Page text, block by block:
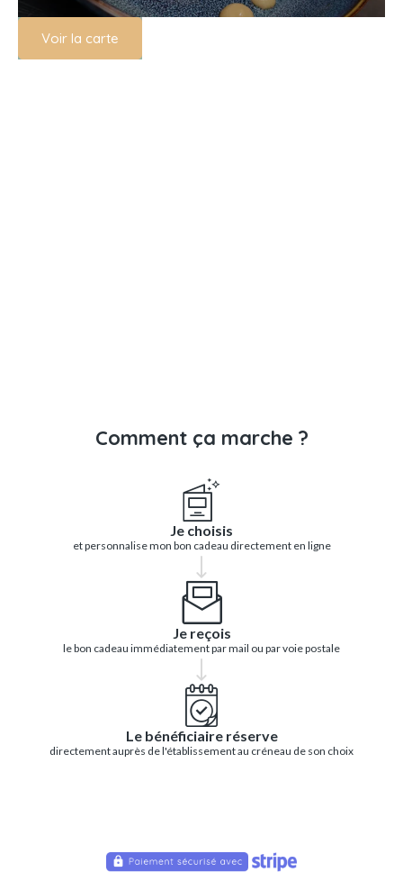
Voir la carte
Comment ça marche ?
Je choisis
et personnalise mon bon cadeau directement en ligne
Je reçois
le bon cadeau immédiatement par mail ou par voie postale
Le bénéficiaire réserve
directement auprès de l'établissement au créneau de son choix